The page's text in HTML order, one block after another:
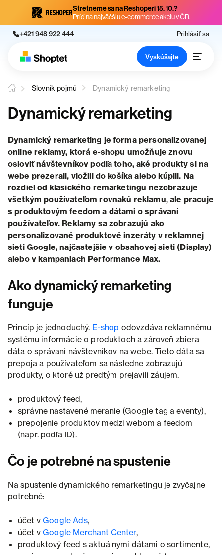
Stretneme sa na Reshoperi 15. 10.?
Príď na najväčšiu e-commerce akciu v ČR.
+421 948 922 444 Prihlásiť sa
Vyskúšajte
Slovník pojmů Dynamický remarketing
Dynamický remarketing
Dynamický remarketing je forma personalizovanej
online reklamy, ktorá e-shopu umožňuje znovu
osloviť návštevníkov podľa toho, aké produkty si na
webe prezerali, vložili do košíka alebo kúpili. Na
rozdiel od klasického remarketingu nezobrazuje
všetkým používateľom rovnakú reklamu, ale pracuje
s produktovým feedom a dátami o správaní
používateľov. Reklamy sa zobrazujú ako
personalizované produktové inzeráty v reklamnej
sieti Google, najčastejšie v obsahovej sieti (Display)
alebo v kampaniach Performance Max.
Ako dynamický remarketing
funguje
Princíp je jednoduchý. E-shop odovzdáva reklamnému
systému informácie o produktoch a zároveň zbiera
dáta o správaní návštevníkov na webe. Tieto dáta sa
prepoja a používateľom sa následne zobrazujú
produkty, o ktoré už predtým prejavili záujem.
produktový feed,
správne nastavené meranie (Google tag a eventy),
prepojenie produktov medzi webom a feedom
(napr. podľa ID).
Čo je potrebné na spustenie
Na spustenie dynamického remarketingu je zvyčajne
potrebné:
účet vGoogle Ads,
účet vGoogle Merchant Center,
produktový feed s aktuálnymi dátami o sortimente,